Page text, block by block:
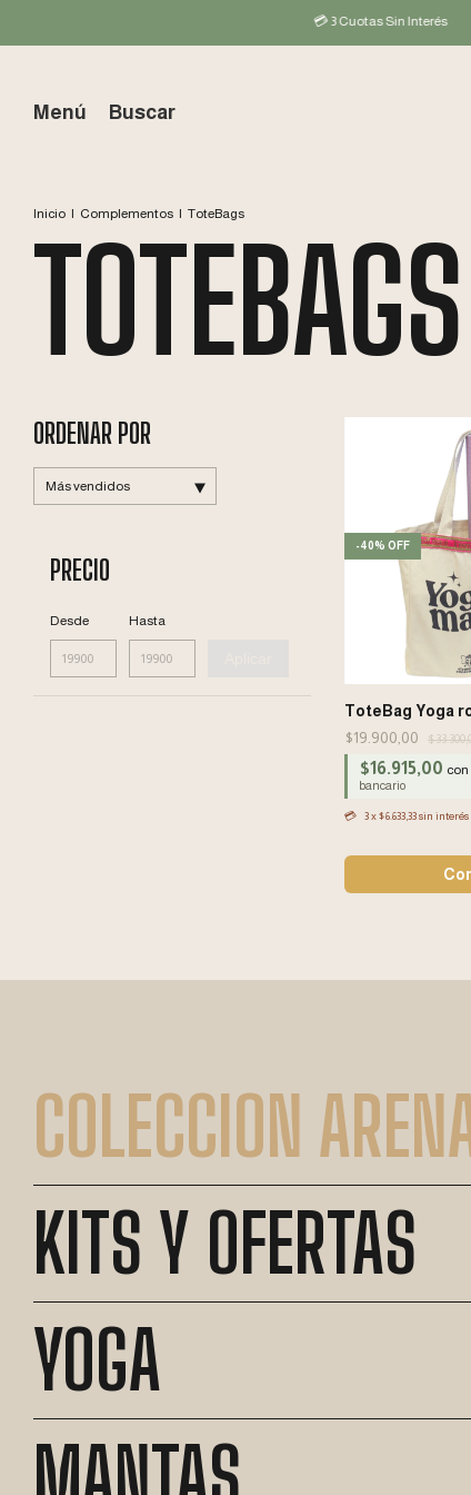
💳 3 Cuotas Sin Interés 💳 6
Menú Buscar
Inicio | Complementos | ToteBags
TOTEBAGS
ORDENAR POR
PRECIO
Desde Hasta
-40% OFF
ToteBag Yoga
$19.900,00
$16.915,00 con
bancario
3x$6.633,33sin interés
COLECCION
KITS Y OFERTAS
YOGA